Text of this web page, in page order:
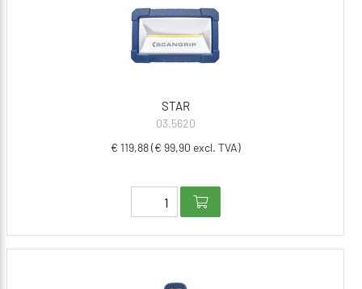
STAR
03.5620
€ 119,88 (€ 99,90 excl. TVA)